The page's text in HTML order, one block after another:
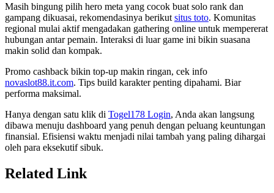
Masih bingung pilih hero meta yang cocok buat solo rank dan
gampang dikuasai, rekomendasinya berikut situs toto. Komunitas
regional mulai aktif mengadakan gathering online untuk mempererat
hubungan antar pemain. Interaksi di luar game ini bikin suasana
makin solid dan kompak.
Promo cashback bikin top-up makin ringan, cek info
novaslot88.it.com. Tips build karakter penting dipahami. Biar
performa maksimal.
Hanya dengan satu klik di Togel178 Login, Anda akan langsung
dibawa menuju dashboard yang penuh dengan peluang keuntungan
finansial. Efisiensi waktu menjadi nilai tambah yang paling dihargai
oleh para eksekutif sibuk.
Related Link